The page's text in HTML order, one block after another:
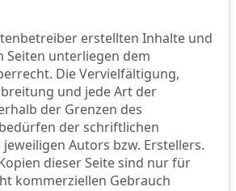
erstellten Inhalte und
Seiten unterliegen dem
Die Vervielfältigung,
und jede Art der
der Grenzen des
der schriftlichen
Autors bzw. Erstellers.
dieser Seite sind nur für
kommerziellen Gebrauch